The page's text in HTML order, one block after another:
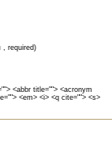
, required)
<abbr title=""> <acronym
<em> <i> <q cite=""> <s>